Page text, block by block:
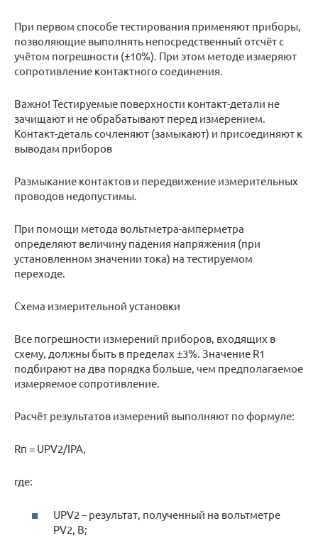
При первом способе тестирования применяют приборы,
позволяющие выполнять непосредственный отсчёт с
учётом погрешности (±10%). При этом методе измеряют
сопротивление контактного соединения.
Важно! Тестируемые поверхности контакт-детали не
зачищают и не обрабатывают перед измерением.
Контакт-деталь сочленяют (замыкают) и присоединяют к
выводам приборов
Размыкание контактов и передвижение измерительных
проводов недопустимы.
При помощи метода вольтметра-амперметра
определяют величину падения напряжения (при
установленном значении тока) на тестируемом
переходе.
Схема измерительной установки
Все погрешности измерений приборов, входящих в
схему, должны быть в пределах ±3%. Значение R1
подбирают на два порядка больше, чем предполагаемое
измеряемое сопротивление.
Расчёт результатов измерений выполняют по формуле:
Rп = UPV2/IPA,
где:
UPV2 – результат, полученный на вольтметре
PV2, В;